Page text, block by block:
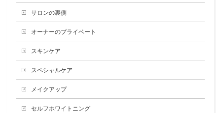
サロンの裏側
オーナーのプライベート
スキンケア
スペシャルケア
メイクアップ
セルフホワイトニング